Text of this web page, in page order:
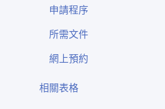
申請程序
所需文件
網上預約
相關表格